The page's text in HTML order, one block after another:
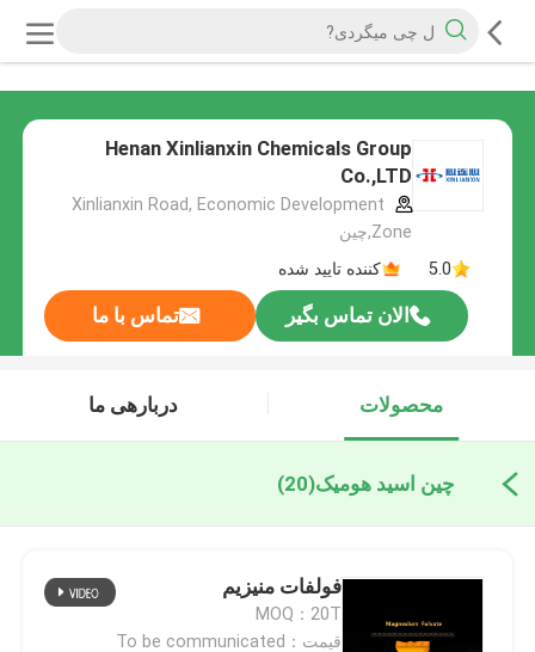
Henan Xinlianxin Chemicals Group
Co.,LTD
Xinlianxin Road, Economic Development
Zone,چین
5.0
کننده تایید شده
الان تماس بگیر تماس با ما
محصولات دربارهی ما
چین اسید هومیک(20)
فولفات منیزیم
MOQ：20T
قیمت：To be communicated